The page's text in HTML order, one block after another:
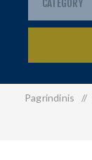
Pagrindinis /